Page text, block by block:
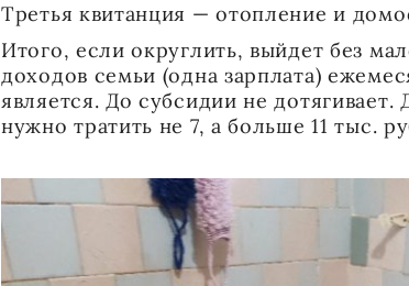
Третья квитанция — отопление и
Итого, если округлить, выйдет без
доходов семьи (одна зарплата)
является. До субсидии не
нужно тратить не 7, а больше 11 тыс.